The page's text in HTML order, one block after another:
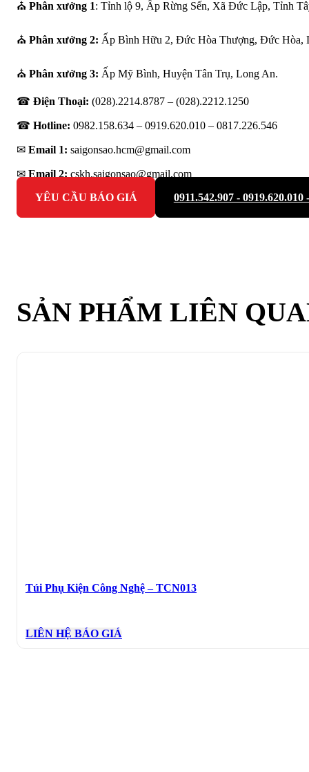
⛪ Phân xưởng 1: Tỉnh lộ 9, Ấp Rừng Sến, Xã Đức Lập, Tỉnh
⛪ Phân xưởng 2: Ấp Bình Hữu 2, Đức Hòa Thượng, Đức Hòa,
⛪ Phân xưởng 3: Ấp Mỹ Bình, Huyện Tân Trụ, Long An.
☎ Điện Thoại: (028).2214.8787 – (028).2212.1250
☎ Hotline: 0982.158.634 – 0919.620.010 – 0817.226.546
✉ Email 1: saigonsao.hcm@gmail.com
✉ Email 2: cskh.saigonsao@gmail.com
YÊU CẦU BÁO GIÁ
0911.542.907 - 0919.620.010
SẢN PHẨM LIÊN
Túi Phụ Kiện Công Nghệ – TCN013
LIÊN HỆ BÁO GIÁ